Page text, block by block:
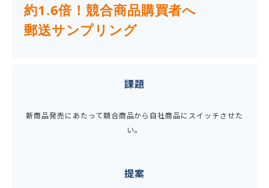
約1.6倍！競合商品購買者へ
郵送サンプリング
課題
新商品発売にあたって競合商品から自社商品にスイッチさせた
い。
提案